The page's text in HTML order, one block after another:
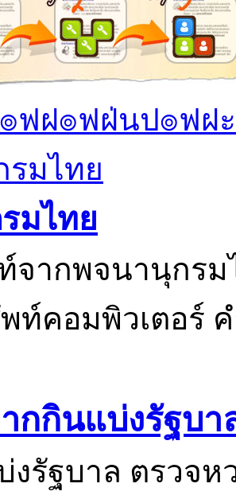
ฟฝ๏ฟฝ่นป๏ฟฝ
มไทย
จากพจนานุกรม
ท์คอมพิวเตอร์
กกินแบ่งรัฐบา
งรัฐบาล ตรวจ